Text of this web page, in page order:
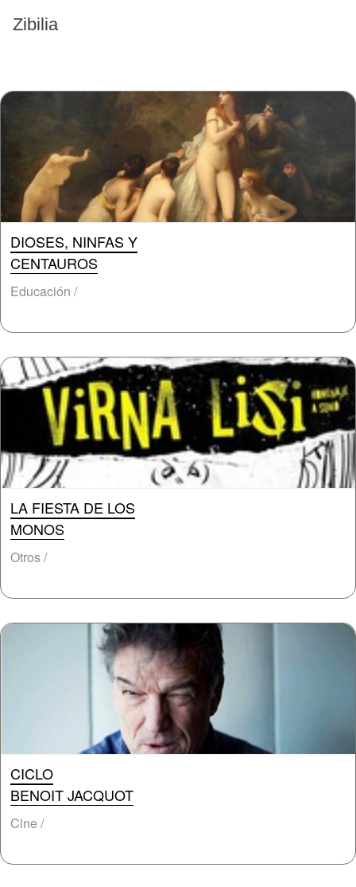
Zibilia
EVENTOS PASADOS
DIOSES, NINFAS Y
CENTAUROS
Educación /
LA FIESTA DE LOS
MONOS
Otros /
CICLO
BENOIT JACQUOT
Cine /